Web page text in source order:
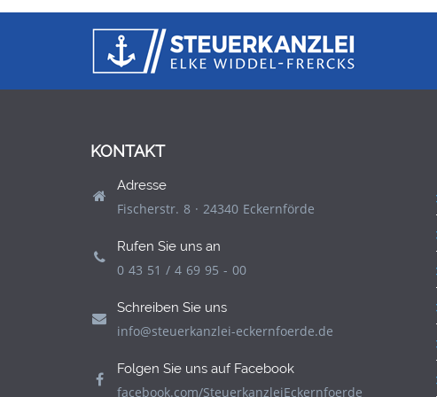
KONTAKT
Adresse
Fischerstr. 8 · 24340 Eckernförde
Rufen Sie uns an
0 43 51 / 4 69 95 - 00
Schreiben Sie uns
info@steuerkanzlei-eckernfoerde.de
Folgen Sie uns auf Facebook
facebook.com/SteuerkanzleiEckernfoerde